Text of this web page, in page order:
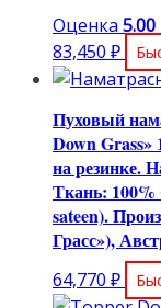
Оценка 5.00
83,450 ₽
Пуховый
Down Grass»
на резинке.
Ткань:
sateen).
Грасс»),
64,770 ₽